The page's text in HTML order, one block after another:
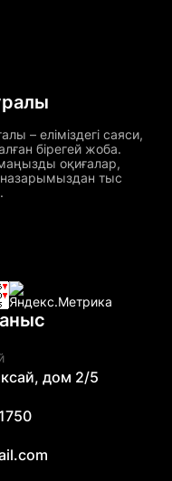
– еліміздегі саяси,
бірегей жоба.
оқиғалар,
назарымыздан тыс
дом 2/5